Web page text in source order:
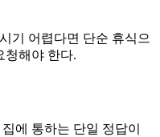
기 어렵다면 단순 휴식으
청해야 한다.
에 통하는 단일 정답이